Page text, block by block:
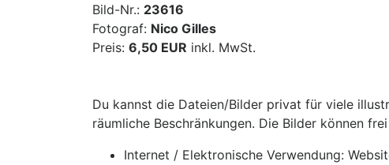
Bild-Nr.: 23616
Fotograf: Nico Gilles
Preis: 6,50 EUR inkl. MwSt.
Du kannst die Dateien/Bilder privat für viele
räumliche Beschränkungen. Die Bilder können
Internet / Elektronische Verwendung: